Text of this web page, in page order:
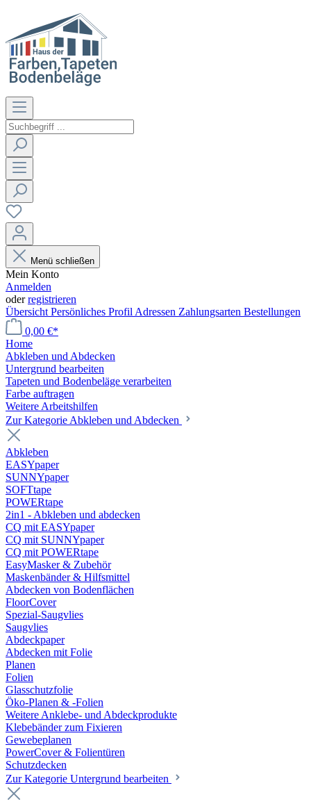
Menü schließen
Mein Konto
Anmelden
oderregistrieren
Übersicht Persönliches Profil Adressen Zahlungsarten Bestellungen
0,00 €*
Home
Abkleben und Abdecken
Untergrund bearbeiten
Tapeten und Bodenbeläge verarbeiten
Farbe auftragen
Weitere Arbeitshilfen
Zur Kategorie Abkleben und Abdecken
Abkleben
EASYpaper
SUNNYpaper
SOFTtape
POWERtape
2in1 - Abkleben und abdecken
CQ mit EASYpaper
CQ mit SUNNYpaper
CQ mit POWERtape
EasyMasker & Zubehör
Maskenbänder & Hilfsmittel
Abdecken von Bodenflächen
FloorCover
Spezial-Saugvlies
Saugvlies
Abdeckpaper
Abdecken mit Folie
Planen
Folien
Glasschutzfolie
Öko-Planen & -Folien
Weitere Anklebe- und Abdeckprodukte
Klebebänder zum Fixieren
Gewebeplanen
PowerCover & Folientüren
Schutzdecken
Zur Kategorie Untergrund bearbeiten